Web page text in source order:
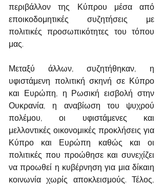
περιβάλλον της Κύπρου μέσα από
εποικοδομητικές συζητήσεις με
πολιτικές προσωπικότητες του τόπου
μας.
Μεταξύ άλλων, συζητήθηκαν, η
υφιστάμενη πολιτική σκηνή σε Κύπρο
και Ευρώπη, η Ρωσική εισβολή στην
Ουκρανία, η αναβίωση του ψυχρού
πολέμου, οι υφιστάμενες και
μελλοντικές οικονομικές προκλήσεις για
Κύπρο και Ευρώπη καθώς και οι
πολιτικές που προώθησε και συνεχίζει
να προωθεί η κυβέρνηση για μια δίκαιη
κοινωνία χωρίς αποκλεισμούς. Τέλος,